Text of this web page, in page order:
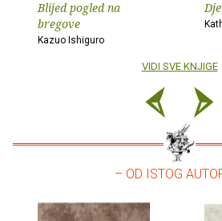
Blijed pogled na
bregove
Kazuo Ishiguro
VIDI SVE KNJIGE
– OD ISTOG